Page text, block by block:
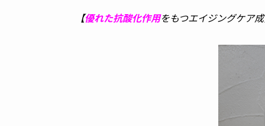
【優れた抗酸化作用をもつエイジングケア